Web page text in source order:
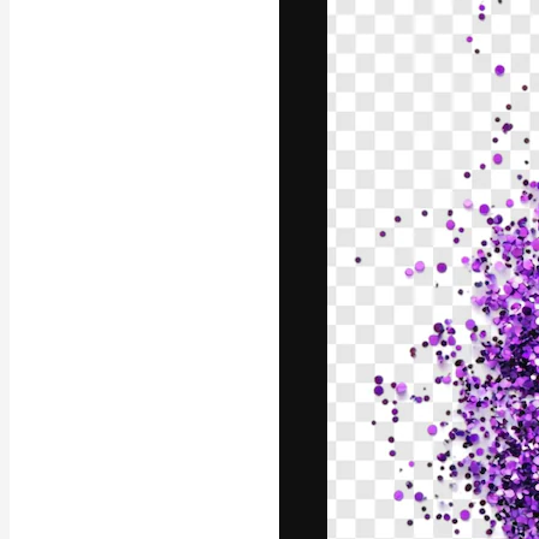
La piattaforma
migliori lavori.
creativi,
Italiano
Copyright ©